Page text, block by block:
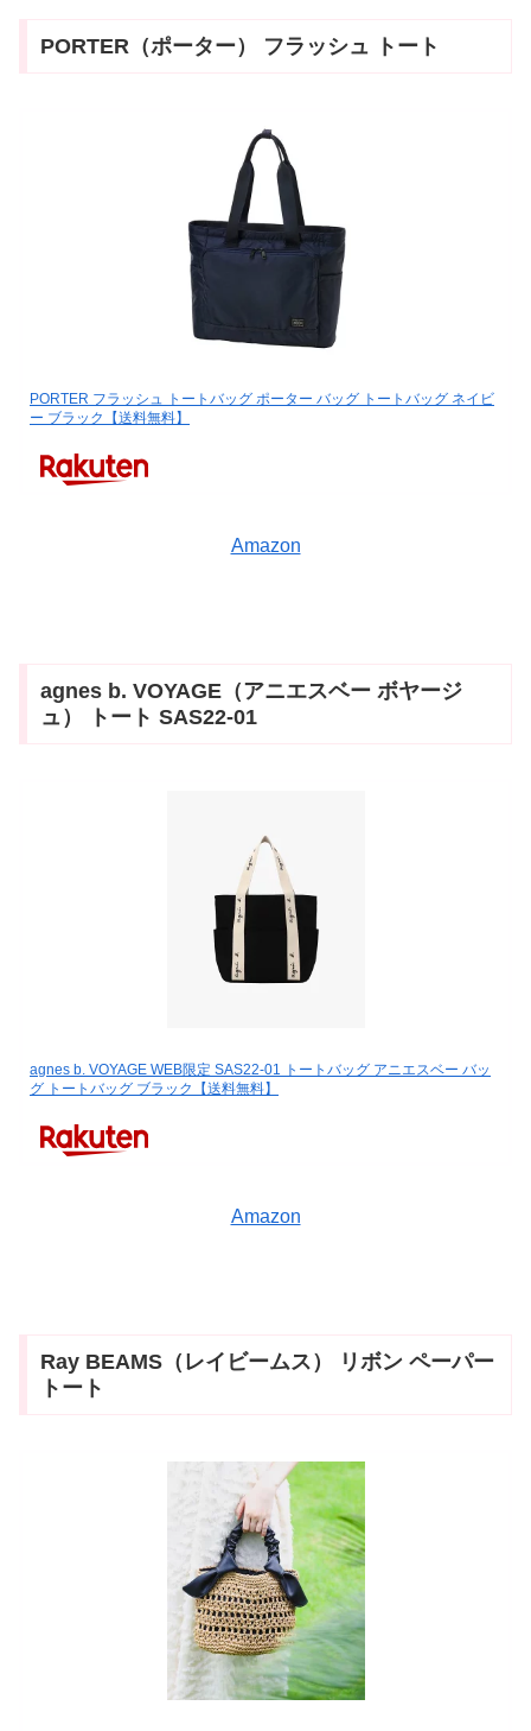
PORTER（ポーター） フラッシュ トート
PORTER フラッシュ トートバッグ ポーター バッグ トートバッグ ネイビ
ー ブラック【送料無料】
Amazon
agnes b. VOYAGE（アニエスベー ボヤージ
ュ） トート SAS22-01
agnes b. VOYAGE WEB限定 SAS22-01 トートバッグ アニエスベー バッ
グ トートバッグ ブラック【送料無料】
Amazon
Ray BEAMS（レイビームス） リボン ペーパー
トート